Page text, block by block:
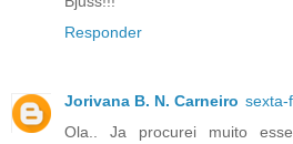
Responder
Jorivana B. N. Carneiro sexta-
Ola.. Ja procurei muito